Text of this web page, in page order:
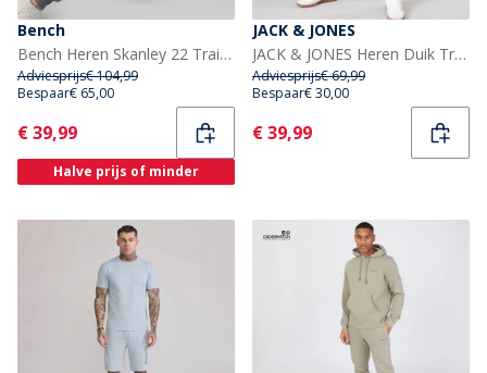
Bench
Bench Heren Skanley 22 Trainingspak Staalgrijs
Adviesprijs€ 104,99
Bespaar€ 65,00
Current
€ 39,99
Halve prijs of minder
JACK & JONES
JACK & JONES Heren Duik Trainingspak Maanlicht
Adviesprijs€ 69,99
Bespaar€ 30,00
Current
€ 39,99